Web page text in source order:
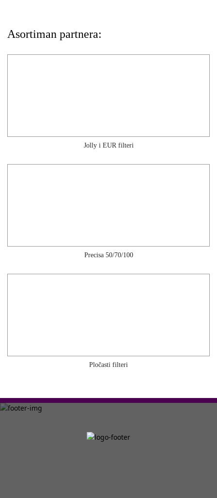
Asortiman partnera:
Jolly i EUR filteri
Precisa 50/70/100
Pločasti filteri